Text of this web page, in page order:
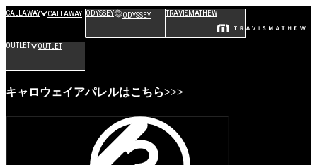
CALLAWAY CALLAWAY ODYSSEY ODYSSEY TRAVISMATHEW
OUTLET OUTLET
キャロウェイアパレルはこちら>>>